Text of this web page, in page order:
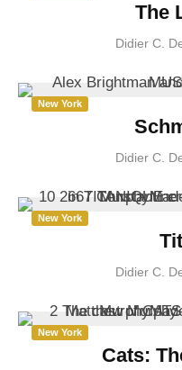
The
Didier C.
New York
Didier C.
New York
Didier C.
New York
Cats: